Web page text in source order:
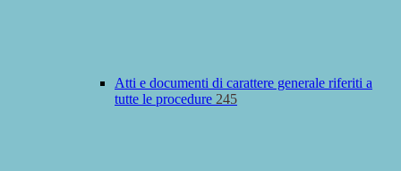
Atti e documenti di carattere generale riferiti a
tutte le procedure 245